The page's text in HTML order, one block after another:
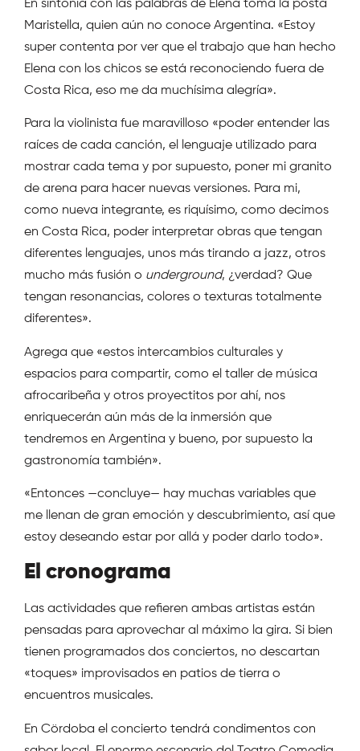
En sintonía con las palabras de Elena toma la posta
Maristella, quien aún no conoce Argentina. «Estoy
super contenta por ver que el trabajo que han hecho
Elena con los chicos se está reconociendo fuera de
Costa Rica, eso me da muchísima alegría».
Para la violinista fue maravilloso «poder entender las
raíces de cada canción, el lenguaje utilizado para
mostrar cada tema y por supuesto, poner mi granito
de arena para hacer nuevas versiones. Para mi,
como nueva integrante, es riquísimo, como decimos
en Costa Rica, poder interpretar obras que tengan
diferentes lenguajes, unos más tirando a jazz, otros
mucho más fusión o underground, ¿verdad? Que
tengan resonancias, colores o texturas totalmente
diferentes».
Agrega que «estos intercambios culturales y
espacios para compartir, como el taller de música
afrocaribeña y otros proyectitos por ahí, nos
enriquecerán aún más de la inmersión que
tendremos en Argentina y bueno, por supuesto la
gastronomía también».
«Entonces —concluye— hay muchas variables que
me llenan de gran emoción y descubrimiento, así que
estoy deseando estar por allá y poder darlo todo».
El cronograma
Las actividades que refieren ambas artistas están
pensadas para aprovechar al máximo la gira. Si bien
tienen programados dos conciertos, no descartan
«toques» improvisados en patios de tierra o
encuentros musicales.
En Cördoba el concierto tendrá condimentos con